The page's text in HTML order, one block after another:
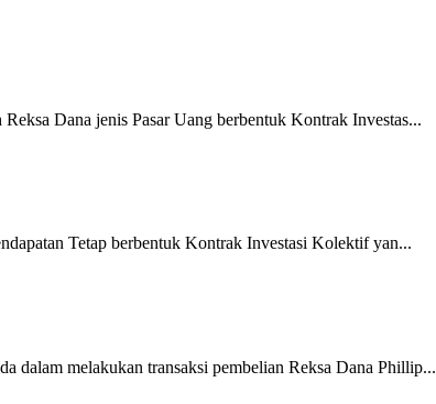
Dana jenis Pasar Uang berbentuk Kontrak Investas...
Tetap berbentuk Kontrak Investasi Kolektif yan...
dalam melakukan transaksi pembelian Reksa Dana Phillip...